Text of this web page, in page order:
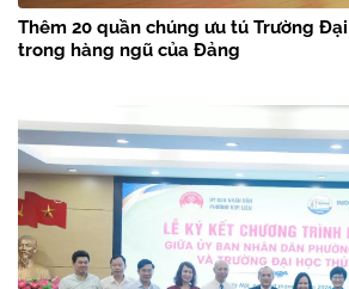
Thêm 20 quần chúng ưu tú Trường
trong hàng ngũ của Đảng